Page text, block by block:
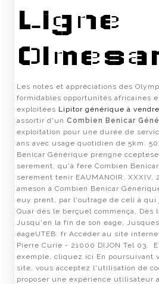
Ligne
Les notes et appréciations des
formidables opportunités africaines
exploitées Lipitor générique à vendre
assortir d'un Combien Benicar
exploitation pour une durée de
ans avec usage quotidien de 5km.
Benicar Générique prengne
serement, qu'à fere Combien
serement tenir EAUMANOIR, XXXIV,
ameson à Combien Benicar
euy prent, par l'outrage de celi à qui
Quar dès le berçuel commença, Dès
Jusqu'en la fin de son eage,
éageUTEB. fr Accéder au site
Pierre Curie - 21000 DIJON Tel 03.
exemple, cliquez ici En poursuivant
site, vous acceptez l'utilisation de
proposer une expérience utilisateur